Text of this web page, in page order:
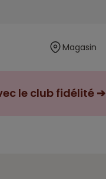
Magasin
le club fidélité ➔